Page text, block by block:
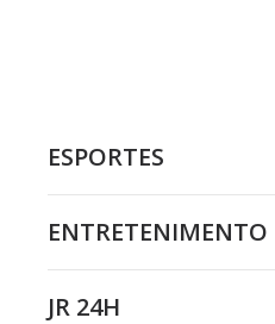
ESPORTES
ENTRETENIMENTO
JR 24H